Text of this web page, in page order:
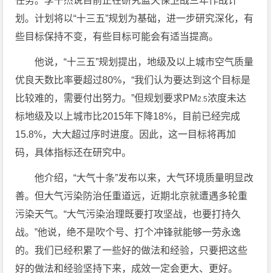
划。计划将以“十三五”规划为基础，进一步研究深化，有
些目标保持不变，有些目标可能会有适当提高。
他说，“十三五”规划提出，地级及以上城市空气质量
优良天数比率要超过80%，“我们认为要达到这个目标是
比较难的，需要付出努力。”但规划要求PM2.5浓度未达
标地级及以上城市比2015年下降18%，目前已经完成
15.8%，大大超过序时进度。因此，这一目标将再加
码，具体指标还在研究中。
他介绍，“大气十条”发布以来，大气环境质量明显改
善。但大气污染防治任重道远，近期北京就遭遇多轮重
污染天气。“大气污染治理既要打攻坚战，也要打持久
战。”他说，绝不是吹个号、打个冲锋就能够一劳永逸
的。我们已经积累了一些好的做法和经验，只要把这些
好的做法和经验坚持下来，成效一定会更大、更好。